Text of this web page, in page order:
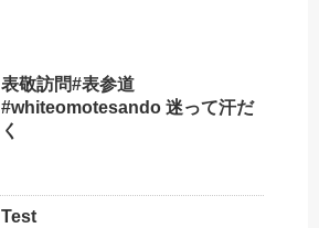
表敬訪問#表参道
#whiteomotesando 迷って汗だ
く
Test